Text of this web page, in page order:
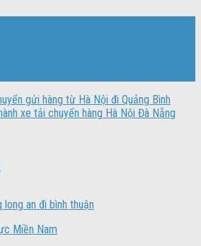
gửi hàng từ Hà Nội đi Quảng Bình
xe tải chuyển hàng Hà Nội Đà Nẵng
Miền Nam